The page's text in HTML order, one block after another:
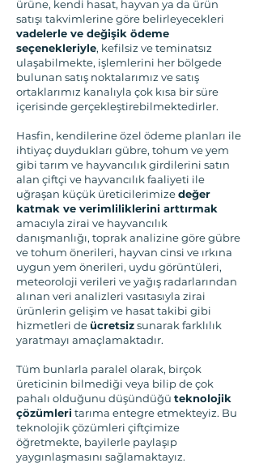
ürüne, kendi hasat, hayvan ya da ürün
satışı takvimlerine göre belirleyecekleri
vadelerle ve değişik ödeme
seçenekleriyle, kefilsiz ve teminatsız
ulaşabilmekte, işlemlerini her bölgede
bulunan satış noktalarımız ve satış
ortaklarımız kanalıyla çok kısa bir süre
içerisinde gerçekleştirebilmektedirler.
Hasfin, kendilerine özel ödeme planları ile
ihtiyaç duydukları gübre, tohum ve yem
gibi tarım ve hayvancılık girdilerini satın
alan çiftçi ve hayvancılık faaliyeti ile
uğraşan küçük üreticilerimizedeğer
katmak ve verimliliklerini arttırmak
amacıyla zirai ve hayvancılık
danışmanlığı, toprak analizine göre gübre
ve tohum önerileri, hayvan cinsi ve ırkına
uygun yem önerileri, uydu görüntüleri,
meteoroloji verileri ve yağış radarlarından
alınan veri analizleri vasıtasıyla zirai
ürünlerin gelişim ve hasat takibi gibi
hizmetleri deücretsizsunarak farklılık
yaratmayı amaçlamaktadır.
Tüm bunlarla paralel olarak, birçok
üreticinin bilmediği veya bilip de çok
pahalı olduğunu düşündüğü teknolojik
çözümleri tarıma entegre etmekteyiz. Bu
teknolojik çözümleri çiftçimize
öğretmekte, bayilerle paylaşıp
yaygınlaşmasını sağlamaktayız.